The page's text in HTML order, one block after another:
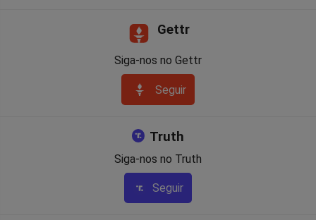
Gettr
Siga-nos no Gettr
Seguir
Truth
Siga-nos no Truth
Seguir